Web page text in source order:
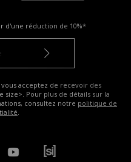
d'une réduction de 10%*
vous acceptez de recevoir des
Pour plus de détails sur la
consultez notre politique de
.